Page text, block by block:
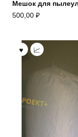
Мешок для
500,00 ₽